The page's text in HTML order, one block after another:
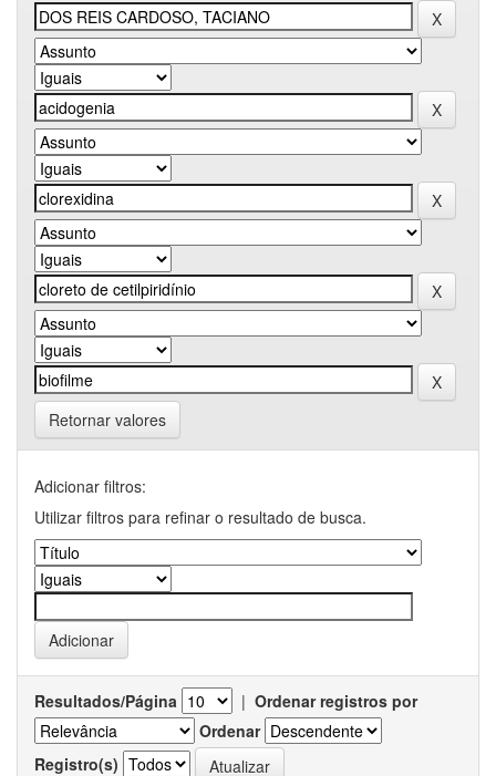
Retornar valores
Adicionar filtros:
Utilizar filtros para refinar o resultado de busca.
Resultados/Página | Ordenar registros por
Ordenar
Registro(s)